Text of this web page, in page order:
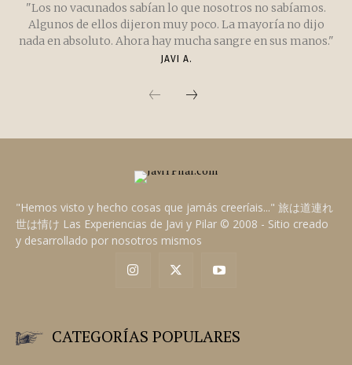
"Los no vacunados sabían lo que nosotros no sabíamos.
Algunos de ellos dijeron muy poco. La mayoría no dijo
nada en absoluto. Ahora hay mucha sangre en sus manos."
JAVI A.
"Hemos visto y hecho cosas que jamás creeríais..." 旅は道連れ
世は情け Las Experiencias de Javi y Pilar © 2008 - Sitio creado
y desarrollado por nosotros mismos
CATEGORÍAS POPULARES